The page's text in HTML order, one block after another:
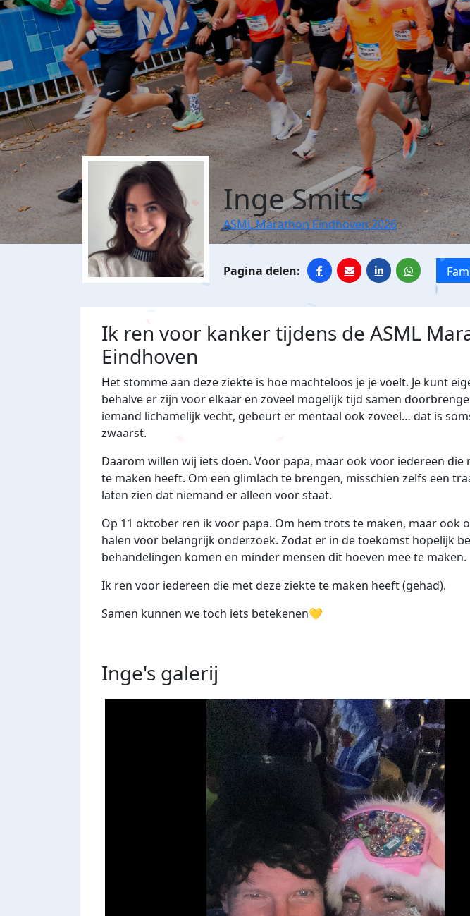
Inge Smits
ASML Marathon Eindhoven 2026
Ik ren voor kanker tijdens de ASML
Eindhoven
Het stomme aan deze ziekte is hoe machteloos je je voelt. Je kunt
behalve er zijn voor elkaar en zoveel mogelijk tijd samen
iemand lichamelijk vecht, gebeurt er mentaal ook zoveel… dat is
zwaarst.
Daarom willen wij iets doen. Voor papa, maar ook voor iedereen die
te maken heeft. Om een glimlach te brengen, misschien zelfs een
laten zien dat niemand er alleen voor staat.
Op 11 oktober ren ik voor papa. Om hem trots te maken, maar ook
halen voor belangrijk onderzoek. Zodat er in de toekomst hopelijk
behandelingen komen en minder mensen dit hoeven mee te maken.
Ik ren voor iedereen die met deze ziekte te maken heeft (gehad).
Samen kunnen we toch iets betekenen💛
Inge's galerij